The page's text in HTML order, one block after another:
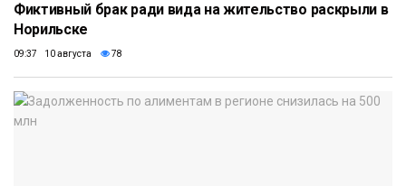
Фиктивный брак ради вида на жительство раскрыли в
Норильске
09:37 10 августа 78